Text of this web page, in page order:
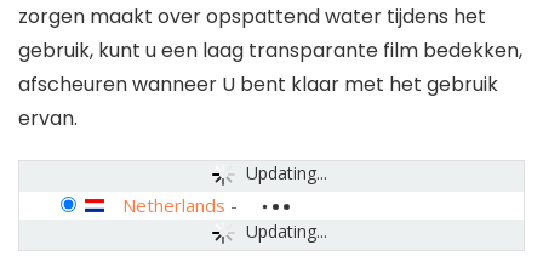
zorgen maakt over opspattend water tijdens het
gebruik, kunt u een laag transparante film bedekken,
afscheuren wanneer U bent klaar met het gebruik
ervan.
Updating...
Updating...
Netherlands -